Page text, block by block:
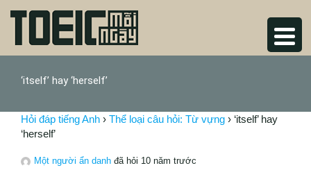
‘itself’ hay ‘herself’
Hỏi đáp tiếng Anh › Thể loại câu hỏi: Từ vựng › ‘itself’ hay
‘herself’
Một người ẩn danh đã hỏi 10 năm trước